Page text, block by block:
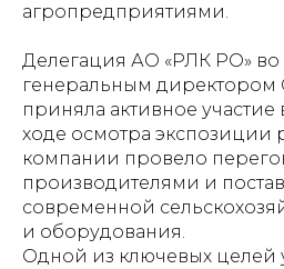
агропредприятиями.
Делегация АО «РЛК РО» во
генеральным директором
приняла активное участие
ходе осмотра экспозиции
компании провело
производителями и
современной
и оборудования.
Одной из ключевых целей